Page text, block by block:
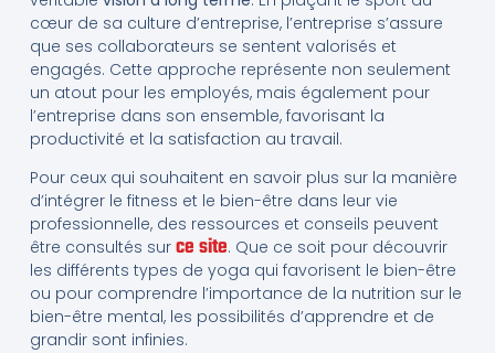
cœur de sa culture d’entreprise, l’entreprise s’assure
que ses collaborateurs se sentent valorisés et
engagés. Cette approche représente non seulement
un atout pour les employés, mais également pour
l’entreprise dans son ensemble, favorisant la
productivité et la satisfaction au travail.
Pour ceux qui souhaitent en savoir plus sur la manière
d’intégrer le fitness et le bien-être dans leur vie
professionnelle, des ressources et conseils peuvent
être consultés sur ce site. Que ce soit pour découvrir
les différents types de yoga qui favorisent le bien-être
ou pour comprendre l’importance de la nutrition sur le
bien-être mental, les possibilités d’apprendre et de
grandir sont infinies.